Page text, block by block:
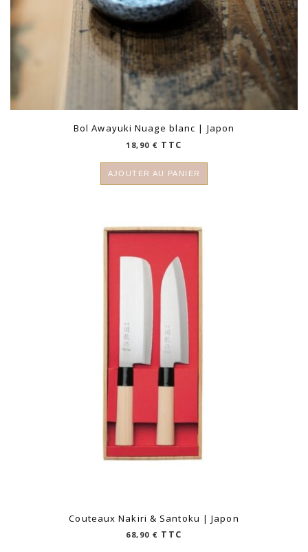
Bol Awayuki Nuage blanc | Japon
18,90€ TTC
AJOUTER AU PANIER
Couteaux Nakiri & Santoku | Japon
68,90€ TTC